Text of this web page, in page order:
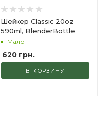
Шейкер Classic 20oz
590ml, BlenderBottle
Мало
620грн.
В КОРЗИНУ